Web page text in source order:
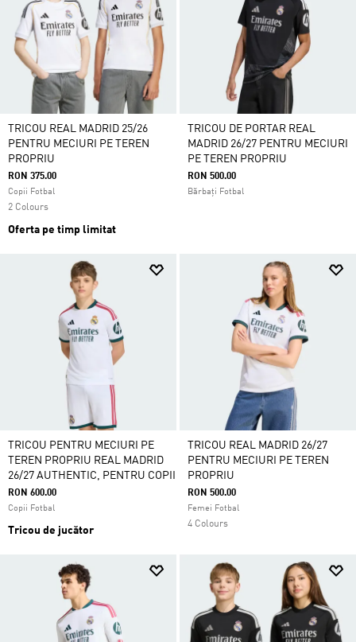
TRICOU REAL MADRID 25/26
PENTRU MECIURI PE TEREN
PROPRIU
RON 375.00
Copii Fotbal
2 Colours
Oferta pe timp limitat
TRICOU DE PORTAR REAL
MADRID 26/27 PENTRU MECIURI
PE TEREN PROPRIU
RON 500.00
Bărbați Fotbal
TRICOU PENTRU MECIURI PE
TEREN PROPRIU REAL MADRID
26/27 AUTHENTIC, PENTRU COPII
RON 600.00
Copii Fotbal
Tricou de jucător
TRICOU REAL MADRID 26/27
PENTRU MECIURI PE TEREN
PROPRIU
RON 500.00
Femei Fotbal
4 Colours